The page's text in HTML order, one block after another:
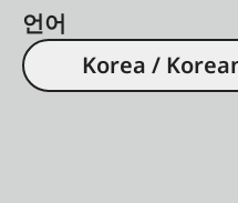
언어
Korea /